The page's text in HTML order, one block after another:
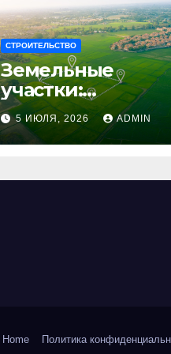
СТРОИТЕЛЬСТВО
Земельные
участки:
правовые
аспекты, виды и
возможности
5 ИЮЛЯ, 2026 ADMIN
Home Политика